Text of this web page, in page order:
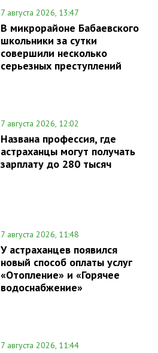
7 августа 2026, 13:47
В микрорайоне Бабаевского
школьники за сутки
совершили несколько
серьезных преступлений
7 августа 2026, 12:02
Названа профессия, где
астраханцы могут получать
зарплату до 280 тысяч
7 августа 2026, 11:48
У астраханцев появился
новый способ оплаты услуг
«Отопление» и «Горячее
водоснабжение»
7 августа 2026, 11:44